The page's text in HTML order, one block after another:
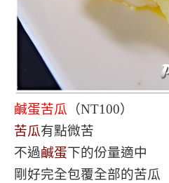
鹹蛋苦瓜 （NT100）
苦瓜有點微苦
不過鹹蛋下的份量適中
剛好完全包覆全部的苦瓜